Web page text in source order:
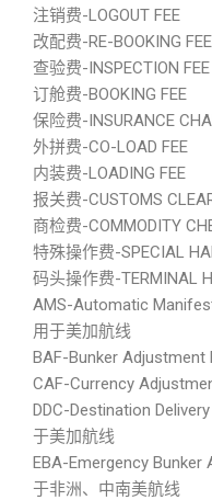
注销费-LOGOUT FEE
改配费-RE-BOOKING FEE
查验费-INSPECTION FEE
订舱费-BOOKING FEE
保险费-INSURANCE
外拼费-CO-LOAD FEE
内装费-LOADING FEE
报关费-CUSTOMS
商检费-COMMODITY
特殊操作费-SPECIAL
码头操作费-TERMINAL
AMS-Automatic
用于美加航线
BAF-Bunker
CAF-Currency
DDC-Destination
于美加航线
EBA-Emergency
于非洲、中南美航线